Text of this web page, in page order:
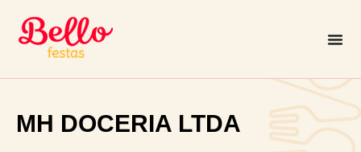
MH DOCERIA LTDA